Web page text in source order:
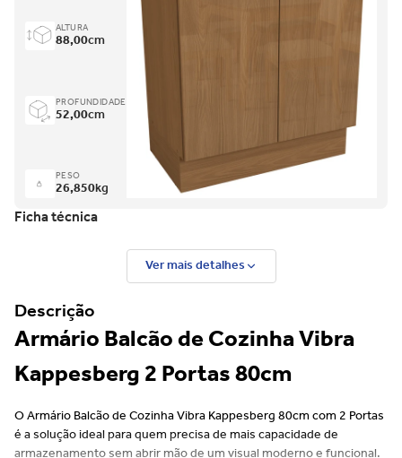
ALTURA
88,00cm
PROFUNDIDADE
52,00cm
PESO
26,850kg
Ficha técnica
Ver mais detalhes
Descrição
Armário Balcão de Cozinha Vibra
Kappesberg 2 Portas 80cm
O Armário Balcão de Cozinha Vibra Kappesberg 80cm com 2 Portas
é a solução ideal para quem precisa de mais capacidade de